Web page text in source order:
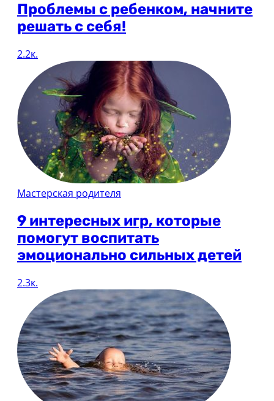
Проблемы с ребенком, начните
решать с себя!
2.2к.
Мастерская родителя
9 интересных игр, которые
помогут воспитать
эмоционально сильных детей
2.3к.